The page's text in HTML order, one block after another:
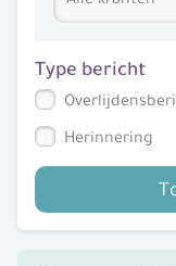
Type bericht
Herinnering